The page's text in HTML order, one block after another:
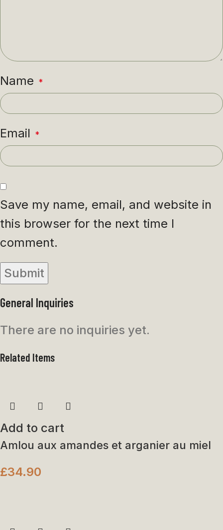
Name *
Email *
Save my name, email, and website in
this browser for the next time I
comment.
General Inquiries
There are no inquiries yet.
Related Items
Add to cart
Amlou aux amandes et arganier au miel
£34.90